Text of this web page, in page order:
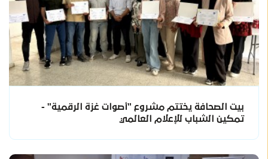
بيت الصحافة يختتم مشروع "أصوات غزة الرقمية" -
تمكين الشباب للإعلام العالمي